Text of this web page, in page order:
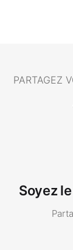
PARTAGEZ
Soyez